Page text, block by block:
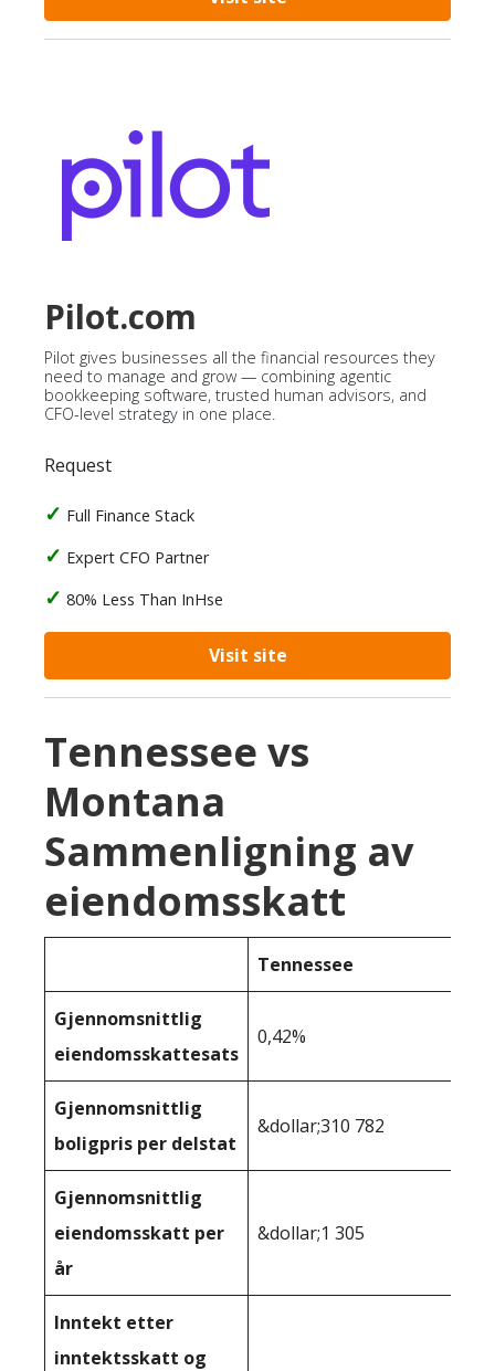
Pilot.com
Pilot gives businesses all the financial resources they
need to manage and grow — combining agentic
bookkeeping software, trusted human advisors, and
CFO-level strategy in one place.
Request
Full Finance Stack
Expert CFO Partner
80% Less Than InHse
Visit site
Tennessee vs
Montana
Sammenligning av
eiendomsskatt
Tennessee
Gjennomsnittlig
eiendomsskattesats
0,42%
Gjennomsnittlig
boligpris per delstat
&dollar;310 782
Gjennomsnittlig
eiendomsskatt per
år
&dollar;1 305
Inntekt etter
inntektsskatt og